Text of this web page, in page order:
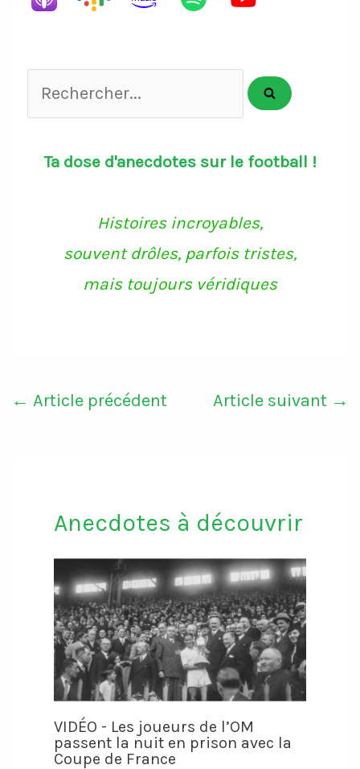
Rechercher...
Ta dose d'anecdotes sur le football !
Histoires incroyables,
souvent drôles, parfois tristes,
mais toujours véridiques
← Article précédent Article suivant →
Anecdotes à découvrir
VIDÉO - Les joueurs de l’OM
passent la nuit en prison avec la
Coupe de France